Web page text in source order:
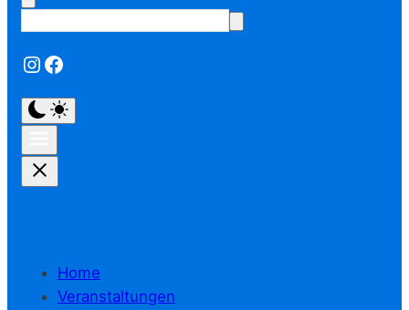
Instagram
Facebook
Home
Veranstaltungen